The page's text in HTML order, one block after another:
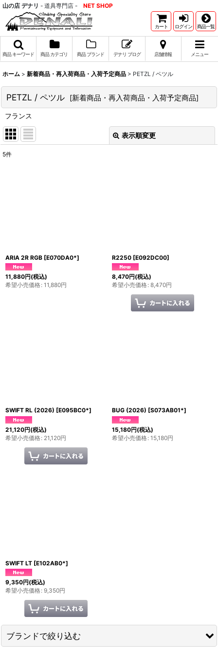
山の店 デナリ - 道具専門店 - NET SHOP
カート ログイン 商品一覧
商品 キーワード 商品 カテゴリ 商品 ブランド デナリ ブログ 店舗情報 メニュー
ホーム > 新着商品・再入荷商品・入荷予定商品 > PETZL / ペツル
PETZL / ペツル [新着商品・再入荷商品・入荷予定商品]
フランス
表示順変更
5件
ARIA 2R RGB [E070DA0*]
11,880円(税込)
希望小売価格: 11,880円
R2250 [E092DC00]
8,470円(税込)
希望小売価格: 8,470円
SWIFT RL (2026) [E095BC0*]
21,120円(税込)
希望小売価格: 21,120円
BUG (2026) [S073AB01*]
15,180円(税込)
希望小売価格: 15,180円
SWIFT LT [E102AB0*]
9,350円(税込)
希望小売価格: 9,350円
ブランドで絞り込む